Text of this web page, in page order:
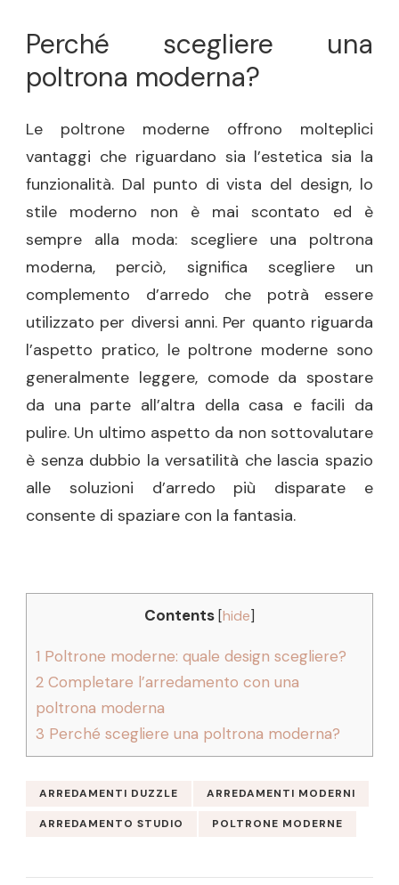
Perché scegliere una
poltrona moderna?
Le poltrone moderne offrono molteplici
vantaggi che riguardano sia l’estetica sia la
funzionalità. Dal punto di vista del design, lo
stile moderno non è mai scontato ed è
sempre alla moda: scegliere una poltrona
moderna, perciò, significa scegliere un
complemento d’arredo che potrà essere
utilizzato per diversi anni. Per quanto riguarda
l’aspetto pratico, le poltrone moderne sono
generalmente leggere, comode da spostare
da una parte all’altra della casa e facili da
pulire. Un ultimo aspetto da non sottovalutare
è senza dubbio la versatilità che lascia spazio
alle soluzioni d’arredo più disparate e
consente di spaziare con la fantasia.
Contents [hide
1 Poltrone moderne: quale design scegliere?
2 Completare l’arredamento con una
poltrona moderna
3 Perché scegliere una poltrona moderna?
ARREDAMENTI DUZZLE ARREDAMENTI MODERNI
ARREDAMENTO STUDIO POLTRONE MODERNE